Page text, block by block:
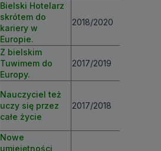
Bielski Hotelarz
skrótem do
kariery w
Europie.
2018/2020
Z bielskim
Tuwimem do
Europy.
2017/2019
Nauczyciel też
uczy się przez
całe życie
2017/2018
Nowe
umiejętności